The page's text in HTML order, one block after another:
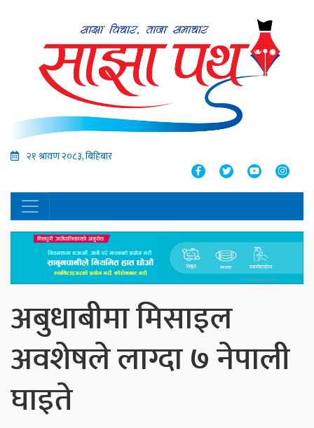
२१ श्रावण २०८३, बिहिबार
अबुधाबीमा मिसाइल
अवशेषले लाग्दा ७ नेपाली
घाइते